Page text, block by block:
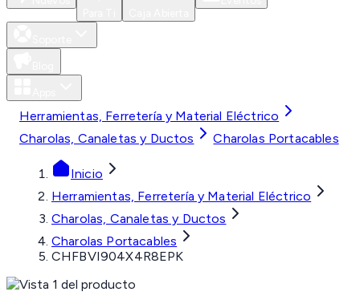
Herramientas, Ferretería y Material Eléctrico
Charolas, Canaletas y Ductos
Charolas Portacables
Inicio
Herramientas, Ferretería y Material Eléctrico
Charolas, Canaletas y Ductos
Charolas Portacables
CHFBVI904X4R8EPK